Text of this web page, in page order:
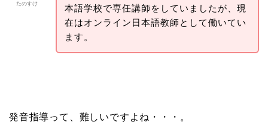
たのすけ
本語学校で専任講師をしていましたが、現
在はオンライン日本語教師として働いてい
ます。
発音指導って、難しいですよね・・・。